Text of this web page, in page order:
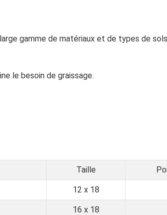
gamme de matériaux et de types de sols
le besoin de graissage.
Taille
12 x 18
16 x 18